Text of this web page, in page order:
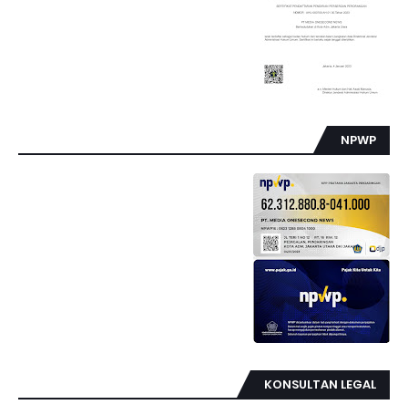
NPWP
KONSULTAN LEGAL